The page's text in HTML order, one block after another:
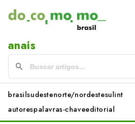
anais
brasilsudestenorte/nordestesulint
autorespalavras-chaveeditorial